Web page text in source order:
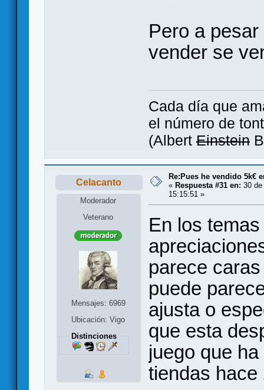
Pero a
vender se
Cada día que
el número de
(Albert Einstein
Celacanto
Moderador
Veterano
Mensajes: 6969
Ubicación: Vigo
Distinciones
Re:Pues he vendido 5k€
« Respuesta #31 en: 30
15:15:51 »
En los
parece
puede
ajusta o
que esta
juego que
tiendas hace